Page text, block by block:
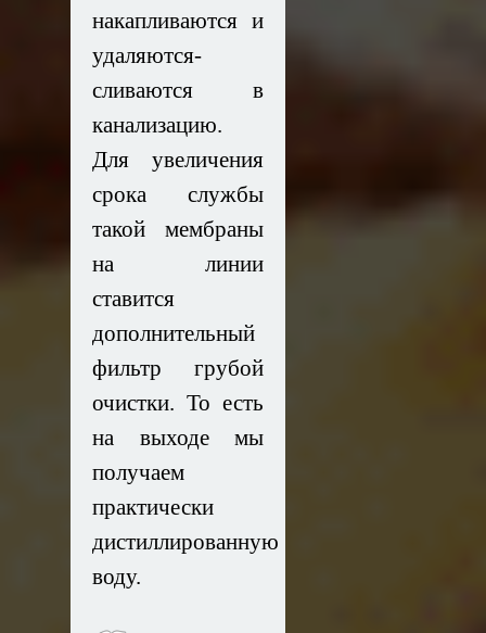
накапливаются и
удаляются-
сливаются в
канализацию.
Для увеличения
срока службы
такой мембраны
на линии
ставится
дополнительный
фильтр грубой
очистки. То есть
на выходе мы
получаем
практически
дистиллированную
воду.